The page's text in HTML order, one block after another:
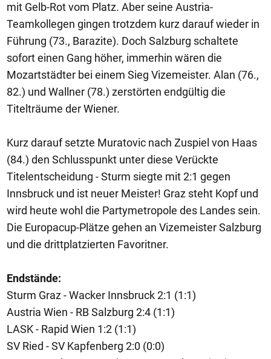
mit Gelb-Rot vom Platz. Aber seine Austria-
Teamkollegen gingen trotzdem kurz darauf wieder in
Führung (73., Barazite). Doch Salzburg schaltete
sofort einen Gang höher, immerhin wären die
Mozartstädter bei einem Sieg Vizemeister. Alan (76.,
82.) und Wallner (78.) zerstörten endgültig die
Titelträume der Wiener.
Kurz darauf setzte Muratovic nach Zuspiel von Haas
(84.) den Schlusspunkt unter diese Verückte
Titelentscheidung - Sturm siegte mit 2:1 gegen
Innsbruck und ist neuer Meister! Graz steht Kopf und
wird heute wohl die Partymetropole des Landes sein.
Die Europacup-Plätze gehen an Vizemeister Salzburg
und die drittplatzierten Favoritner.
Endstände:
Sturm Graz - Wacker Innsbruck 2:1 (1:1)
Austria Wien - RB Salzburg 2:4 (1:1)
LASK - Rapid Wien 1:2 (1:1)
SV Ried - SV Kapfenberg 2:0 (0:0)